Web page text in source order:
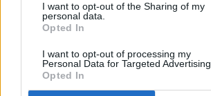
I want to opt-out of the Sharing of my
personal data.
Opted In
I want to opt-out of processing my
Personal Data for Targeted Advertising.
Opted In